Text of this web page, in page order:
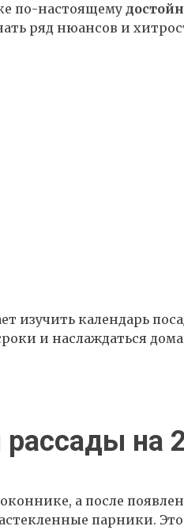
по-настоящему
ряд нюансов и
изучить календарь
и наслаждаться
на
а после
парники. Это